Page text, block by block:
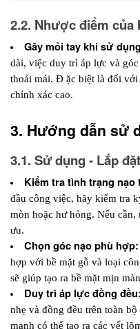
2.2. Nhược điểm của
Gây mỏi tay khi sử
dài, việc duy trì áp lực và
thoải mái. Đ ặc biệt là đối
chính xác cao.
3. Hướng dẫn sử
3.1. Sử dụng - Lắp đặt
Kiểm tra tình trạng
đầu công việc, hãy kiểm tra
mòn hoặc hư hỏng. Nếu
ưu.
Chọn góc nạo phù hợp:
hợp với bề mặt gỗ và loại
sẽ giúp tạo ra bề mặt mịn
Duy trì áp lực đồng đều:
nhẹ và đồng đều trên toàn
mạnh có thể tạo ra các vết